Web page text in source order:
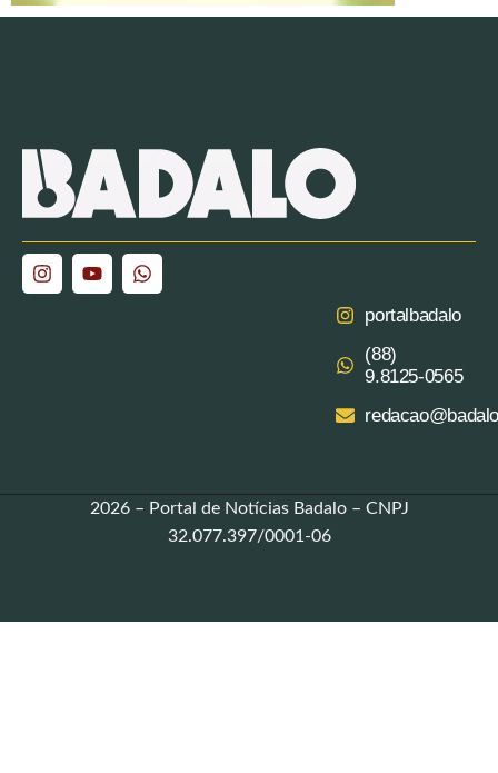
portalbadalo
(88)
9.8125‑0565‬
2026 – Portal de Notícias Badalo – CNPJ
32.077.397/0001-06